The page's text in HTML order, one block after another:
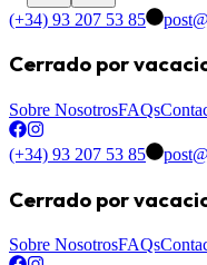
(+34) 93 207 53 85
Cerrado por
Sobre NosotrosFAQs
(+34) 93 207 53 85
Cerrado por
Sobre NosotrosFAQs